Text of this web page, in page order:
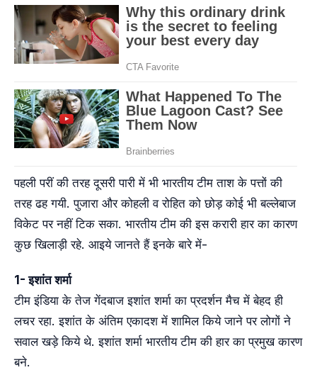
पहली परीं की तरह दूसरी पारी में भी भारतीय टीम ताश के पत्तों की
तरह ढह गयी. पुजारा और कोहली व रोहित को छोड़ कोई भी बल्लेबाज
विकेट पर नहीं टिक सका. भारतीय टीम की इस करारी हार का कारण
कुछ खिलाड़ी रहे. आइये जानते हैं इनके बारे में-
1- इशांत शर्मा
टीम इंडिया के तेज गेंदबाज इशांत शर्मा का प्रदर्शन मैच में बेहद ही
लचर रहा. इशांत के अंतिम एकादश में शामिल किये जाने पर लोगों ने
सवाल खड़े किये थे. इशांत शर्मा भारतीय टीम की हार का प्रमुख कारण
बने.